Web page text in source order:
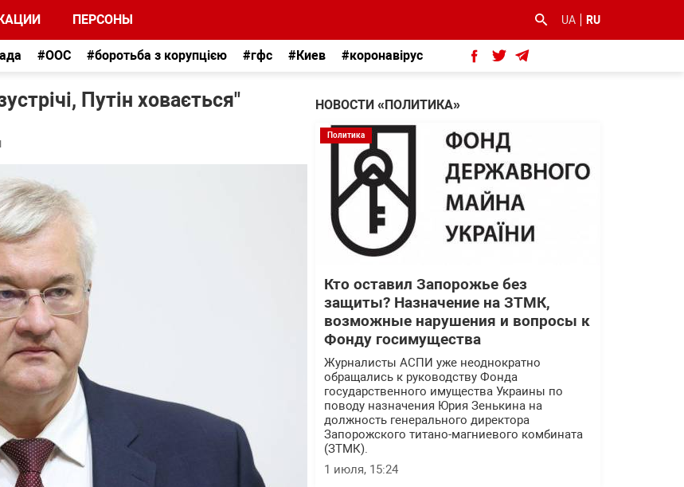
ПЕРСОНЫ UA RU
#ООС #боротьба з корупцією #гфс #Киев #коронавірус
Путін ховається" НОВОСТИ «ПОЛИТИКА»
Политика
Кто оставил Запорожье без
защиты? Назначение на ЗТМК,
возможные нарушения и вопросы к
Фонду госимущества
Журналисты АСПИ уже неоднократно
обращались к руководству Фонда
государственного имущества Украины по
поводу назначения Юрия Зенькина на
должность генерального директора
Запорожского титано-магниевого комбината
(ЗТМК).
1 июля, 15:24